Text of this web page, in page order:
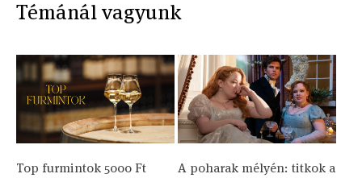
Témánál vagyunk
Top furmintok 5000 Ft
A poharak mélyén: titkok a